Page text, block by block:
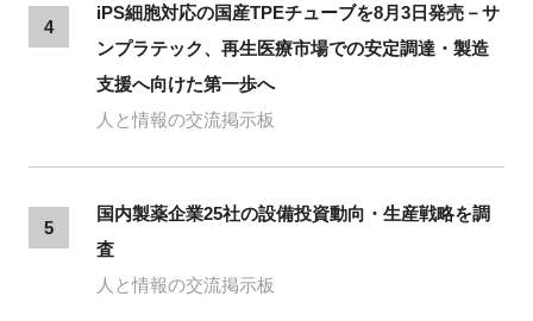
4
iPS細胞対応の国産TPEチューブを8月3日発売－サ
ンプラテック、再生医療市場での安定調達・製造
支援へ向けた第一歩へ
人と情報の交流掲示板
5
国内製薬企業25社の設備投資動向・生産戦略を調
査
人と情報の交流掲示板